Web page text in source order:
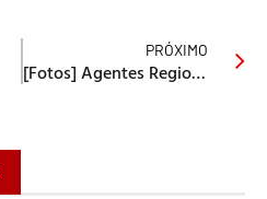
PRÓXIMO
[Fotos] Agentes Regionais e Conselho da Voz Missionária se reúnem em São Paulo